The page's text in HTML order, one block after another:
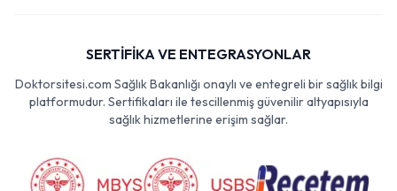
SERTİFİKA VE ENTEGRASYONLAR
Doktorsitesi.com Sağlık Bakanlığı onaylı ve entegreli bir sağlık bilgi
platformudur. Sertifikaları ile tescillenmiş güvenilir altyapısıyla
sağlık hizmetlerine erişim sağlar.